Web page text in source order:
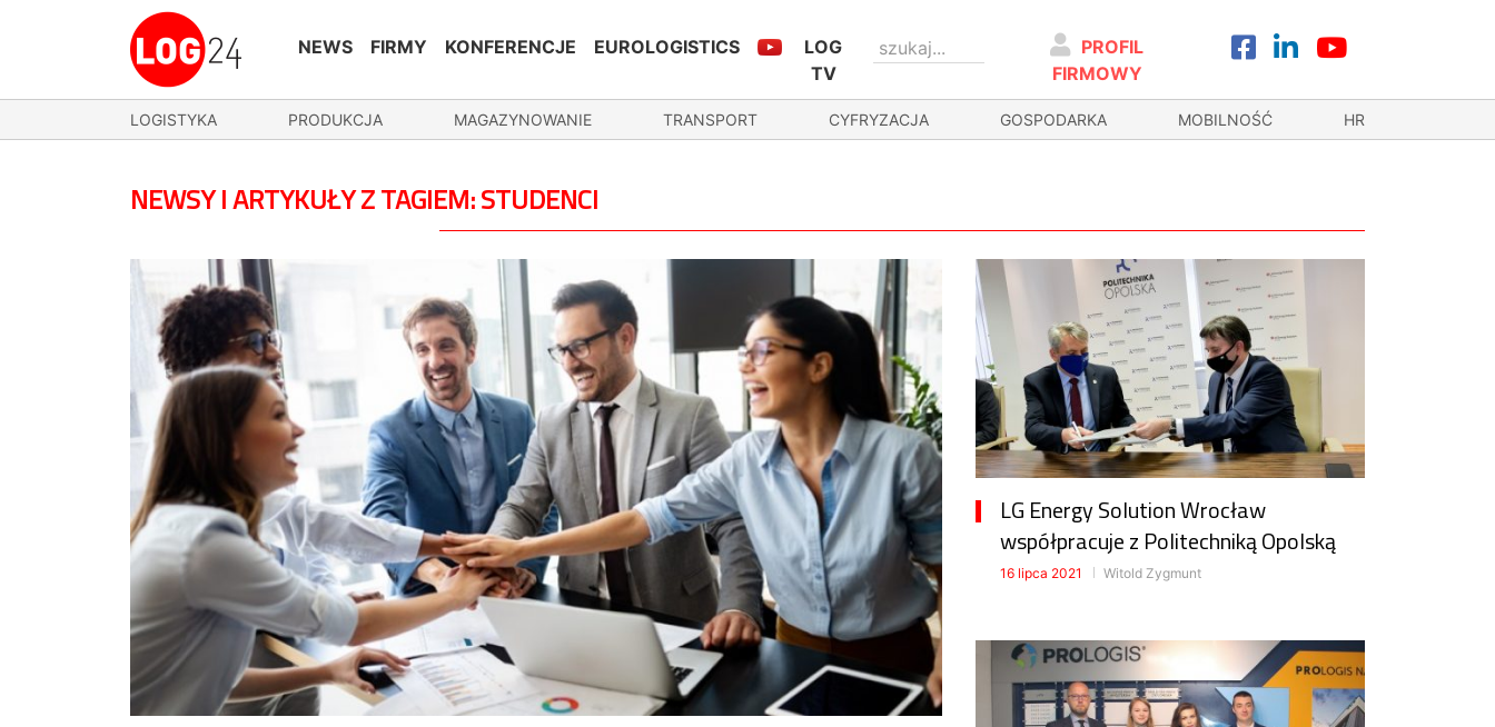
NEWS FIRMY KONFERENCJE EUROLOGISTICS
LOG
TV
PROFIL
FIRMOWY
LOGISTYKA PRODUKCJA MAGAZYNOWANIE TRANSPORT CYFRYZACJA GOSPODARKA MOBILNOŚĆ HR
NEWSY I ARTYKUŁY Z TAGIEM: STUDENCI
LG Energy Solution Wrocław
współpracuje z Politechniką Opolską
16 lipca 2021 Witold Zygmunt